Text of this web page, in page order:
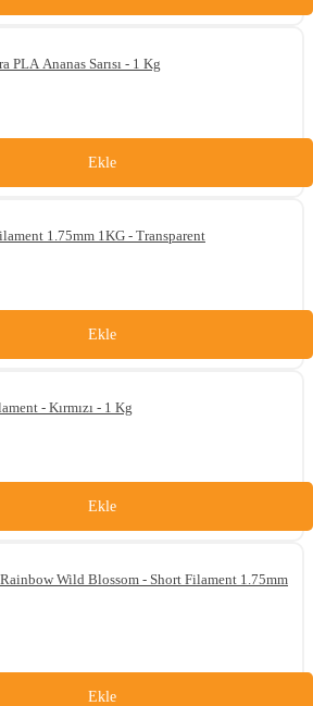
Ananas Sarısı - 1 Kg
Ekle
1.75mm 1KG - Transparent
Ekle
- Kırmızı - 1 Kg
Ekle
Wild Blossom - Short Filament 1.75mm
Ekle